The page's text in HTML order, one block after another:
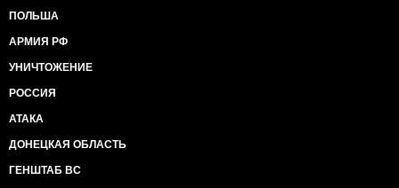
ПОЛЬША
АРМИЯ РФ
УНИЧТОЖЕНИЕ
РОССИЯ
АТАКА
ДОНЕЦКАЯ ОБЛАСТЬ
ГЕНШТАБ ВС